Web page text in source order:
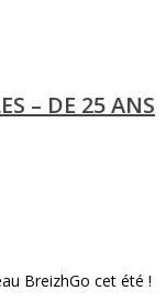
– DE 25 ANS
BreizhGo cet été !